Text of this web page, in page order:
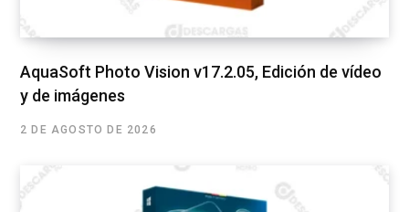
AquaSoft Photo Vision v17.2.05, Edición de vídeo
y de imágenes
2 DE AGOSTO DE 2026